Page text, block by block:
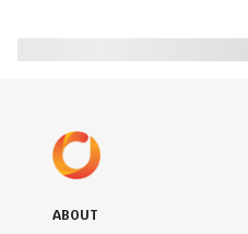
ABOUT